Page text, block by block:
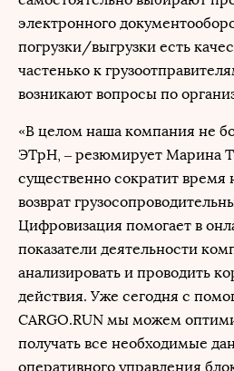
электронного
погрузки/выгрузки есть
частенько к
возникают вопросы по
«В целом наша компания не
ЭТрН, ‒ резюмирует Марина
существенно сократит время
возврат
Цифровизация помогает в
показатели деятельности
анализировать и проводить
действия. Уже сегодня с
CARGO.RUN мы можем
получать все необходимые
оперативного управления